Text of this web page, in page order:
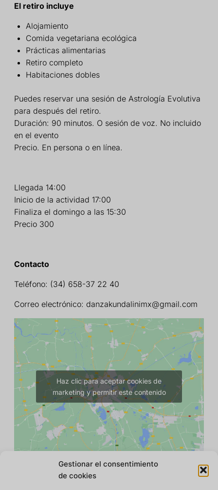
Gestionar el consentimiento
de cookies
El retiro incluye
Alojamiento
Comida vegetariana ecológica
Prácticas alimentarias
Retiro completo
Habitaciones dobles
Puedes reservar una sesión de Astrología Evolutiva
para después del retiro.
Duración: 90 minutos. O sesión de voz. No incluido
en el evento
Precio. En persona o en línea.
Llegada 14:00
Inicio de la actividad 17:00
Finaliza el domingo a las 15:30
Precio 300
Contacto
Teléfono: (34) 658-37 22 40
Correo electrónico: danzakundalinimx@gmail.com
Haz clic para aceptar cookies de
marketing y permitir este contenido